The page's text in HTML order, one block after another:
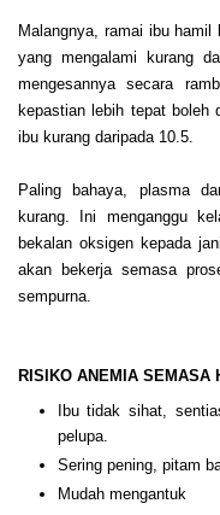
Malangnya, ramai ibu
yang mengalami kurang
mengesannya secara
kepastian lebih tepat boleh
ibu kurang daripada 10.5.
Paling bahaya, plasma
kurang. Ini menganggu
bekalan oksigen kepada
akan bekerja semasa
sempurna.
RISIKO ANEMIA SEMASA
Ibu tidak sihat,
pelupa.
Sering pening, pitam
Mudah mengantuk